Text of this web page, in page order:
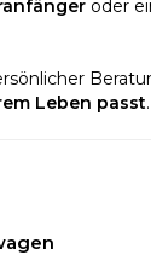
oder
Leben passt.